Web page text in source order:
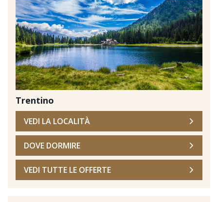
Trentino
VEDI LA LOCALITÀ
DOVE DORMIRE
VEDI TUTTE LE OFFERTE